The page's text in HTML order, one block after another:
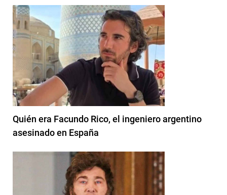
Quién era Facundo Rico, el ingeniero argentino
asesinado en España